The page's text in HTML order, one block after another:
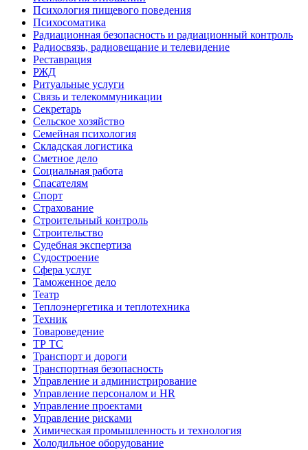
Психология пищевого поведения
Психосоматика
Радиационная безопасность и радиационный контроль
Радиосвязь, радиовещание и телевидение
Реставрация
РЖД
Ритуальные услуги
Связь и телекоммуникации
Секретарь
Сельское хозяйство
Семейная психология
Складская логистика
Сметное дело
Социальная работа
Спасателям
Спорт
Страхование
Строительный контроль
Строительство
Судебная экспертиза
Судостроение
Сфера услуг
Таможенное дело
Театр
Теплоэнергетика и теплотехника
Техник
Товароведение
ТР ТС
Транспорт и дороги
Транспортная безопасность
Управление и администрирование
Управление персоналом и HR
Управление проектами
Управление рисками
Химическая промышленность и технология
Холодильное оборудование